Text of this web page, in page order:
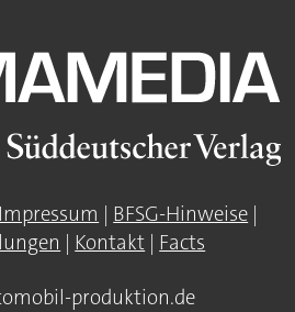
Impressum | BFSG-Hinweise |
| Kontakt | Facts
produktion.de